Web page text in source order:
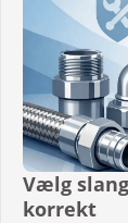
Vælg
korrekt